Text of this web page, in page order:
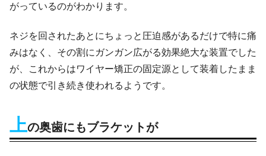
がっているのがわかります。
ネジを回されたあとにちょっと圧迫感があるだけで特に痛
みはなく、その割にガンガン広がる効果絶大な装置でした
が、これからはワイヤー矯正の固定源として装着したまま
の状態で引き続き使われるようです。
上の奥歯にもブラケットが